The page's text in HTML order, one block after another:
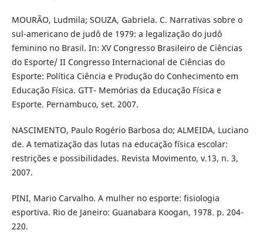
MOURÃO, Ludmila; SOUZA, Gabriela. C. Narrativas sobre o
sul-americano de judô de 1979: a legalização do judô
feminino no Brasil. In: XV Congresso Brasileiro de Ciências
do Esporte/ II Congresso Internacional de Ciências do
Esporte: Política Ciência e Produção do Conhecimento em
Educação Física. GTT- Memórias da Educação Física e
Esporte. Pernambuco, set. 2007.
NASCIMENTO, Paulo Rogério Barbosa do; ALMEIDA, Luciano
de. A tematização das lutas na educação física escolar:
restrições e possibilidades. Revista Movimento, v.13, n. 3,
2007.
PINI, Mario Carvalho. A mulher no esporte: fisiologia
esportiva. Rio de Janeiro: Guanabara Koogan, 1978. p. 204-
220.